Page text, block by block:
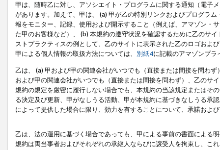
甲は、随時乙に対し、アソシエイト・プログラムに関する通知（電子
があります。加えて、甲は、 (a) 甲が乙の特別リンクおよびプログラ
報をモニター、記録、使用および開示すること（例えば、アマゾン・
た甲のお客様など）、 (b) 本規約の遵守状況を確認するために乙のサ
ストプラクティスの例として、乙のサイトに表示された乙のロゴおよ
甲による個人情報の取扱方法については、 別紙4に記載のアマゾンプ
乙は、 (a) 甲および甲の関連会社がいつでも（直接または間接を問わ
および甲の関連会社がいつでも（直接または間接を問わず）、乙のサ
規約の規定を厳密に履行しない場合でも、本規約の当該規定またはそ
る決定及び更新、甲がなしうる活動、甲が本規約に基づきなしうる承
によって提供した場合に限り、効力を有することについて、承諾およ
乙は、法の運用に基づく場合であっても、甲による事前の書面による
規約は両当事者およびそれぞれの承継人ならびに譲受人を拘束し、こ